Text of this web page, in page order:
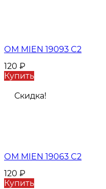
ОМ MIEN 19093 C2
120 ₽
Купить
Скидка!
ОМ MIEN 19063 C2
120 ₽
Купить